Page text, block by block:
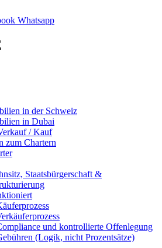
Whatsapp
in der Schweiz
in Dubai
/ Kauf
zum Chartern
Staatsbürgerschaft &
und kontrollierte Offenlegung
(Logik, nicht Prozentsätze)